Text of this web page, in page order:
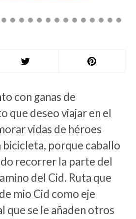
con ganas de
que deseo viajar en el
vidas de héroes
bicicleta, porque caballo
recorrer la parte del
del Cid. Ruta que
mio Cid como eje
que se le añaden otros